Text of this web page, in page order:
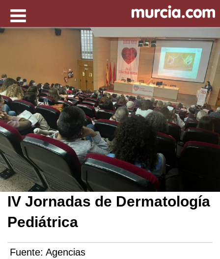
IV Jornadas de Dermatología
Pediátrica
Fuente: Agencias